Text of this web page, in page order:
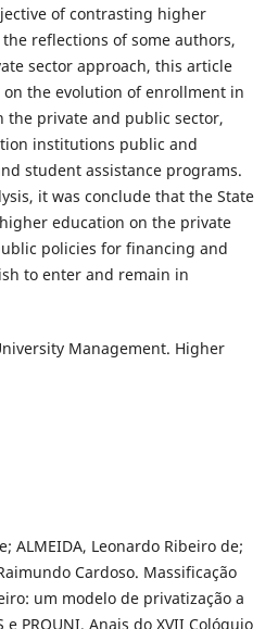
of contrasting higher
reflections of some authors,
sector approach, this article
the evolution of enrollment in
the private and public sector,
institutions public and
student assistance programs.
it was conclude that the State
education on the private
policies for financing and
to enter and remain in
Management. Higher
ALMEIDA, Leonardo Ribeiro de;
Cardoso. Massificação
um modelo de privatização a
PROUNI. Anais do XVII Colóquio